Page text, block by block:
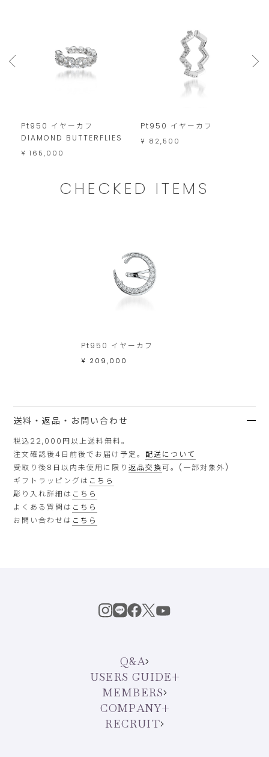
い
い
ま
Pt950 イヤーカフ
DIAMOND BUTTERFLIES
¥ 165,000
Pt950 イヤーカフ
¥ 82,500
CHECKED ITEMS
Pt950 イヤーカフ
¥ 209,000
送料・返品・お問い合わせ
税込22,000円以上送料無料。
注文確認後4日前後でお届け予定。配送について
受取り後8日以内未使用に限り返品交換可。(一部対象外)
ギフトラッピングは こちら
彫り入れ詳細は こちら
よくある質問は こちら
お問い合わせは こちら
Q&A
USERS GUIDE
MEMBERS
COMPANY
RECRUIT